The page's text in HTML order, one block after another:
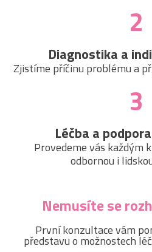
2
Diagnostika a
Zjistíme příčinu problému a
3
Léčba a
Provedeme vás každým
odbornou i
Nemusíte se
První konzultace vám
představu o možnostech